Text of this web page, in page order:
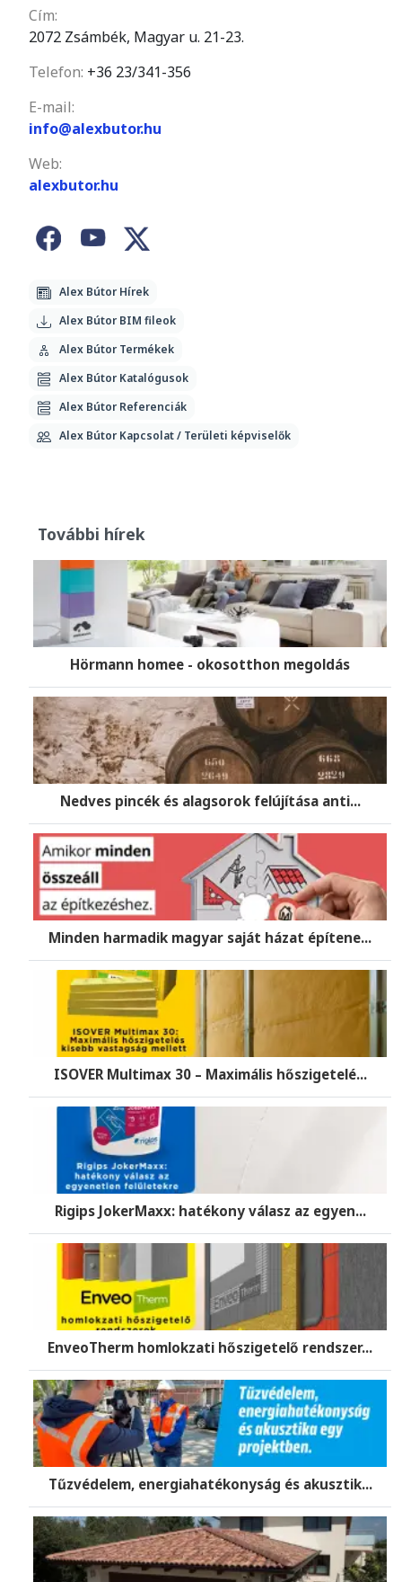
Cím:
2072 Zsámbék, Magyar u. 21-23.
Telefon: +36 23/341-356
E-mail:
info@alexbutor.hu
Web:
alexbutor.hu
Alex Bútor Hírek
Alex Bútor BIM fileok
Alex Bútor Termékek
Alex Bútor Katalógusok
Alex Bútor Referenciák
Alex Bútor Kapcsolat / Területi képviselők
További hírek
Hörmann homee - okosotthon megoldás
Nedves pincék és alagsorok felújítása anti...
Minden harmadik magyar saját házat építene...
ISOVER Multimax 30 – Maximális hőszigetelé...
Rigips JokerMaxx: hatékony válasz az egyen...
EnveoTherm homlokzati hőszigetelő rendszer...
Tűzvédelem, energiahatékonyság és akusztik...